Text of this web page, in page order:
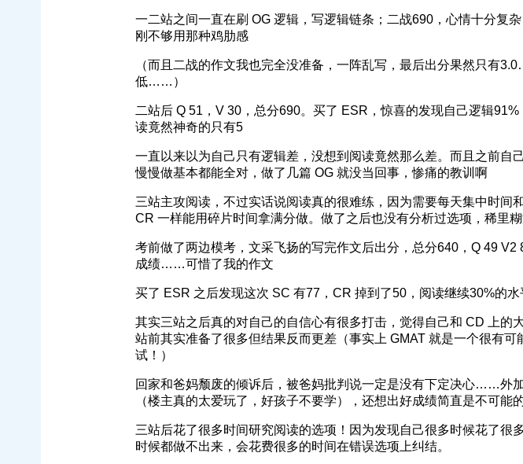
一二站之间一直在刷 OG 逻辑，写逻辑链条；二战690，心情十分复
刚不够用那种鸡肋感
（而且二战的作文我也完全没准备，一阵乱写，最后出分果然只有
低……）
二站后 Q 51，V 30，总分690。买了 ESR，惊喜的发现自己逻辑
读竟然神奇的只有5
一直以来以为自己只有逻辑差，没想到阅读竟然那么差。而且之前自
慢慢做基本都能全对，做了几篇 OG 就没当回事，惨痛的教训啊
三站主攻阅读，不过实话说阅读真的很难练，因为需要每天集中时间
CR 一样能用碎片时间拿满分做。做了之后也没有分析过选项，稀里
考前做了两边模考，文采飞扬的写完作文后出分，总分640，Q 49 V2
成绩……可惜了我的作文
买了 ESR 之后发现这次 SC 有77，CR 掉到了50，阅读继续30%的水
其实三站之后真的对自己的自信心有很多打击，觉得自己和 CD 上的
站前其实准备了很多但结果反而更差（事实上 GMAT 就是一个很有可
试！）
回家和爸妈颓废的倾诉后，被爸妈批判说一定是没有下定决心……外
（楼主真的太爱玩了，好孩子不要学），还想出好成绩简直是不可能
三站后花了很多时间研究阅读的选项！因为发现自己很多时候花了很
时候都做不出来，会花费很多的时间在错误选项上纠结。